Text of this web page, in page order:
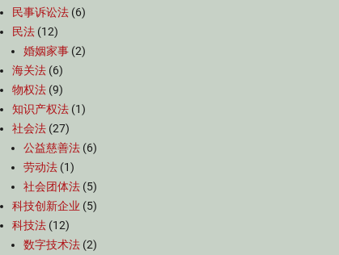
民事诉讼法 (6)
民法 (12)
婚姻家事 (2)
海关法 (6)
物权法 (9)
知识产权法 (1)
社会法 (27)
公益慈善法 (6)
劳动法 (1)
社会团体法 (5)
科技创新企业 (5)
科技法 (12)
数字技术法 (2)